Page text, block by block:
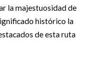
la majestuosidad de
histórico la
de esta ruta